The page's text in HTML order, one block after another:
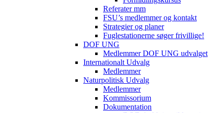
Referater mm
FSU’s medlemmer og kontakt
Strategier og planer
Fuglestationerne søger frivillige!
DOF UNG
Medlemmer DOF UNG udvalget
Internationalt Udvalg
Medlemmer
Naturpolitisk Udvalg
Medlemmer
Kommissorium
Dokumentation